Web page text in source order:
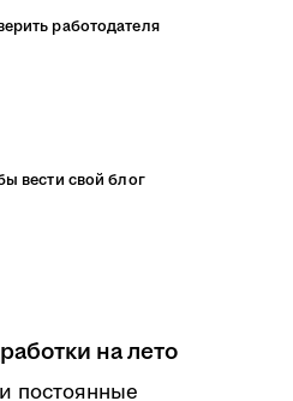
работодателя
вести свой блог
на лето
постоянные